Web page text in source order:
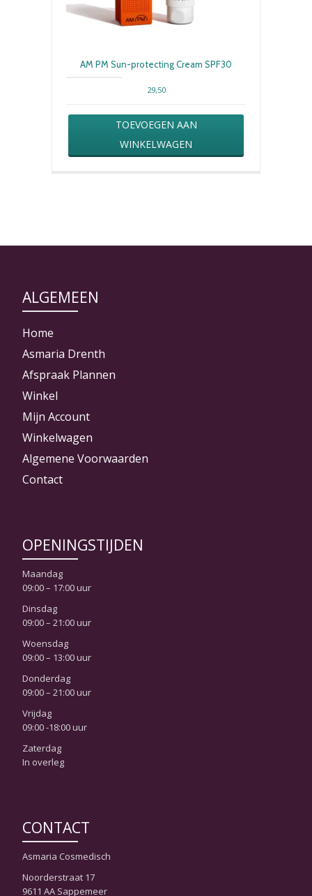
AM PM Sun-protecting Cream SPF30
29,50
TOEVOEGEN AAN
WINKELWAGEN
ALGEMEEN
Home
Asmaria Drenth
Afspraak Plannen
Winkel
Mijn Account
Winkelwagen
Algemene Voorwaarden
Contact
OPENINGSTIJDEN
Maandag
09:00 – 17:00 uur
Dinsdag
09:00 – 21:00 uur
Woensdag
09:00 – 13:00 uur
Donderdag
09:00 – 21:00 uur
Vrijdag
09:00 -18:00 uur
Zaterdag
In overleg
CONTACT
Asmaria Cosmedisch
Noorderstraat 17
9611 AA Sappemeer